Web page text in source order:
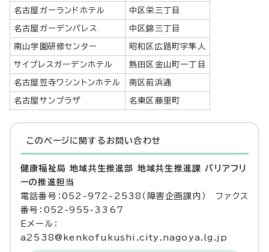
名古屋ガーランドホテル 中区栄三丁目
名古屋ガーデンパレス 中区錦三丁目
南山学園研修センター 昭和区広路町字隼人
サイプレスガーデンホテル 熱田区金山町一丁目
名古屋笠寺ワシントンホテル 南区前浜通
名古屋サンプラザ 名東区藤里町
このページに関する お問い合わせ
健康福祉局 地域共生推進部 地域共生推進課 バリアフリ
ーの推進担当
電話番号：052-972-2538（障害企画課内） ファクス
番号：052-955-3367
Eメール：
a2538@kenkofukushi.city.nagoya.lg.jp